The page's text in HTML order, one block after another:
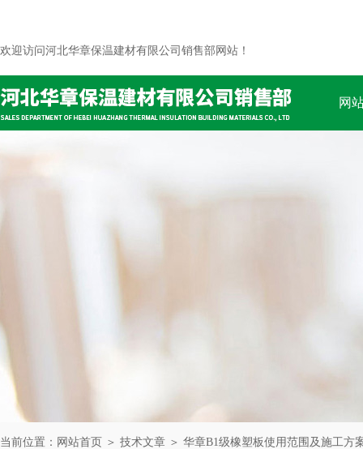
欢迎访问河北华章保温建材有限公司销售部网站！
网
当前位置： 网站首页 ＞ 技术文章 ＞ 华章B1级橡塑板使用范围及施工方